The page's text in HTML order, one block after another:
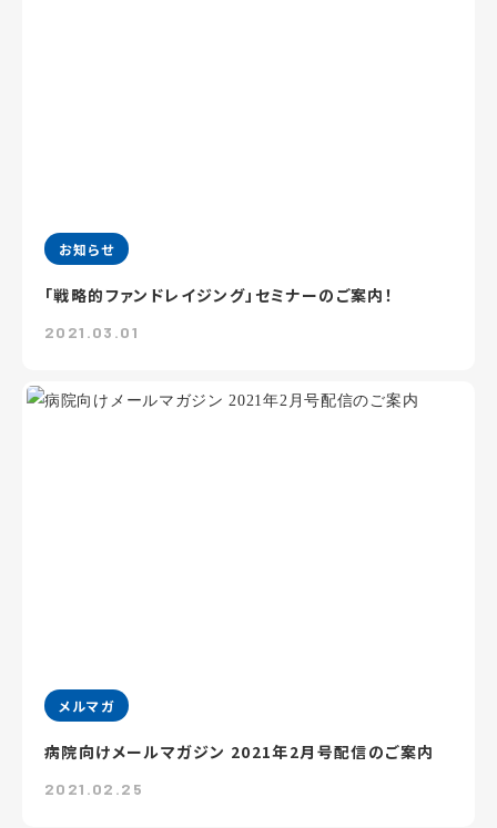
お知らせ
「戦略的ファンドレイジング」セミナーのご案内！
2021.03.01
メルマガ
病院向けメールマガジン 2021年2月号配信のご案内
2021.02.25